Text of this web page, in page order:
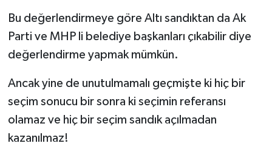
Bu değerlendirmeye göre Altı sandıktan da Ak
Parti ve MHP li belediye başkanları çıkabilir diye
değerlendirme yapmak mümkün.
Ancak yine de unutulmamalı geçmişte ki hiç bir
seçim sonucu bir sonra ki seçimin referansı
olamaz ve hiç bir seçim sandık açılmadan
kazanılmaz!